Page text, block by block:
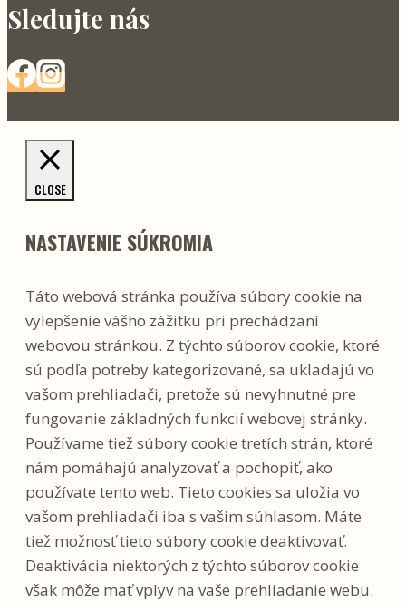
Sledujte nás
CLOSE
NASTAVENIE SÚKROMIA
Táto webová stránka používa súbory cookie na
vylepšenie vášho zážitku pri prechádzaní
webovou stránkou. Z týchto súborov cookie, ktoré
sú podľa potreby kategorizované, sa ukladajú vo
vašom prehliadači, pretože sú nevyhnutné pre
fungovanie základných funkcií webovej stránky.
Používame tiež súbory cookie tretích strán, ktoré
nám pomáhajú analyzovať a pochopiť, ako
používate tento web. Tieto cookies sa uložia vo
vašom prehliadači iba s vašim súhlasom. Máte
tiež možnosť tieto súbory cookie deaktivovať.
Deaktivácia niektorých z týchto súborov cookie
však môže mať vplyv na vaše prehliadanie webu.